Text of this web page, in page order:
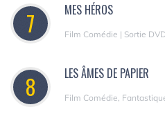
7 MES HÉROS
Film Comédie | Sortie
8 LES ÂMES DE PAPIER
Film Comédie,